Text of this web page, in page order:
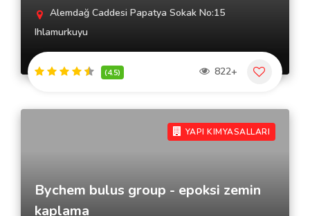
Alemdağ Caddesi Papatya Sokak No:15
Ihlamurkuyu
(4.5) 822+
YAPI KIMYASALLARI
Bychem bulus group - epoksi zemin
kaplama